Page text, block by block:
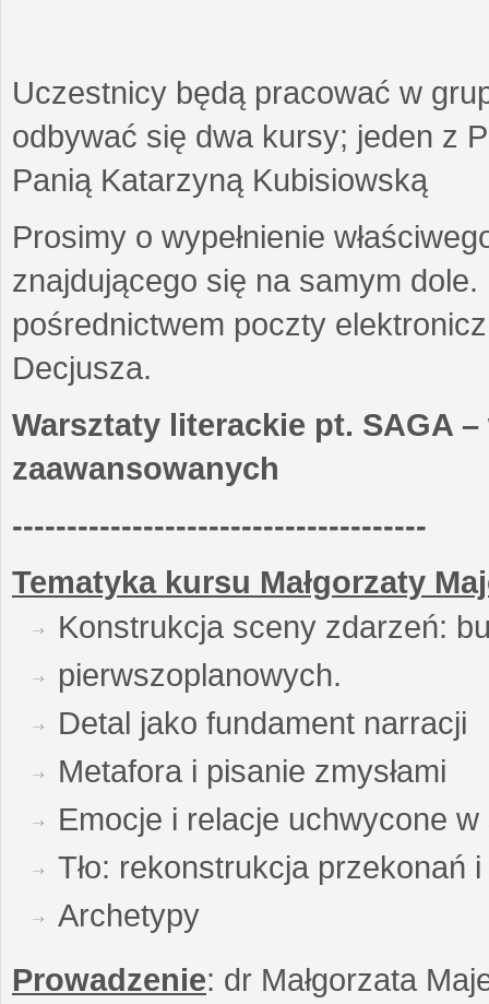
Uczestnicy będą pracować w
odbywać się dwa kursy; jeden z
Panią Katarzyną Kubisiowską
Prosimy o wypełnienie
znajdującego się na samym
pośrednictwem poczty
Decjusza.
Warsztaty literackie pt. SAGA
zaawansowanych
--------------------------------------
Tematyka kursu Małgorzaty
Konstrukcja sceny zdarzeń:
pierwszoplanowych.
Detal jako fundament narracji
Metafora i pisanie zmysłami
Emocje i relacje uchwycone
Tło: rekonstrukcja przekonań
Archetypy
Prowadzenie: dr Małgorzata